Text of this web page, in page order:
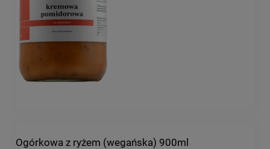
Ogórkowa z ryżem (wegańska) 900ml